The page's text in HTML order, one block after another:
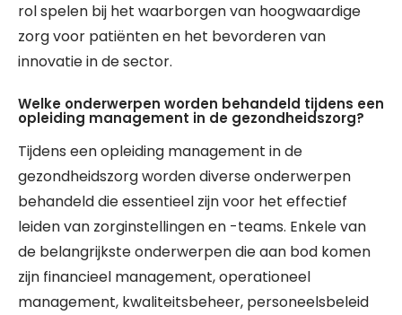
rol spelen bij het waarborgen van hoogwaardige
zorg voor patiënten en het bevorderen van
innovatie in de sector.
Welke onderwerpen worden behandeld tijdens een
opleiding management in de gezondheidszorg?
Tijdens een opleiding management in de
gezondheidszorg worden diverse onderwerpen
behandeld die essentieel zijn voor het effectief
leiden van zorginstellingen en -teams. Enkele van
de belangrijkste onderwerpen die aan bod komen
zijn financieel management, operationeel
management, kwaliteitsbeheer, personeelsbeleid